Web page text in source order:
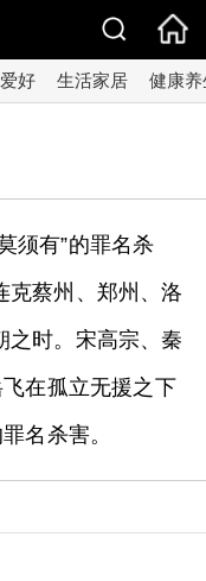
好 生活家居 健康养
须有”的罪名杀
克蔡州、郑州、洛
之时。宋高宗、秦
在孤立无援之下
名杀害。